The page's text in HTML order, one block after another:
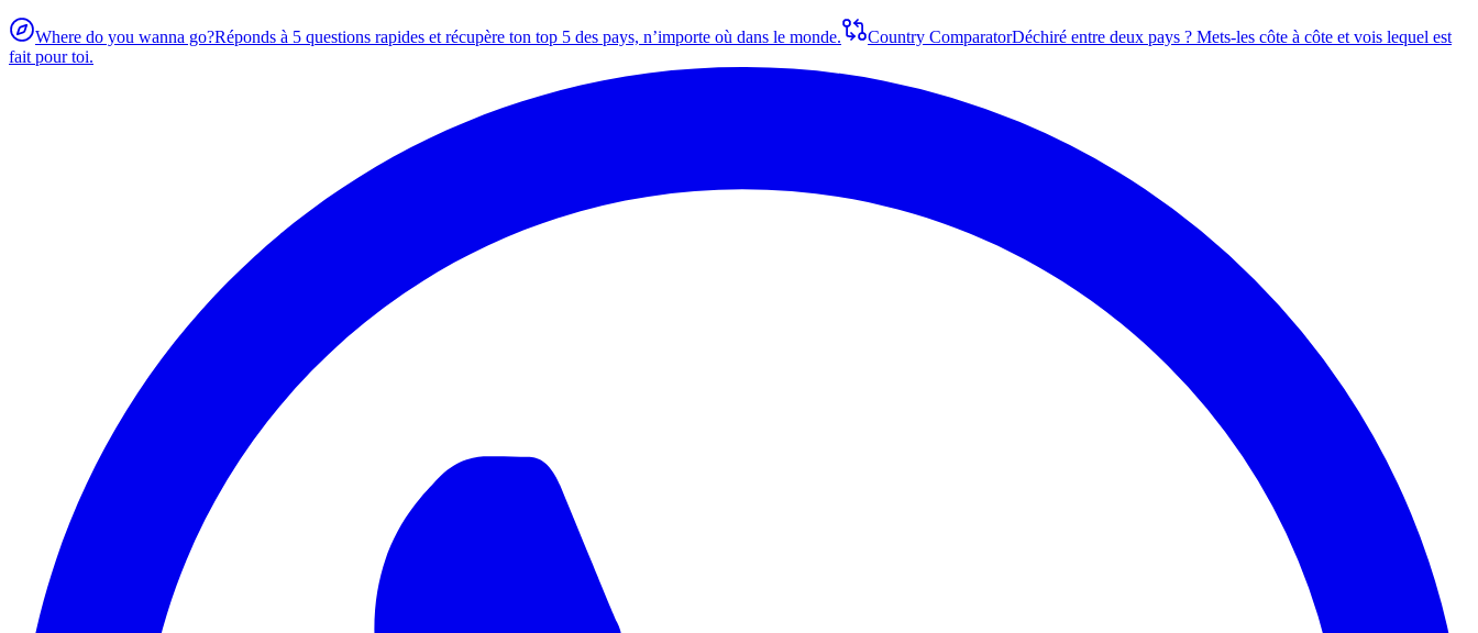
Where do you wanna go?Réponds à 5 questions rapides et récupère ton top 5 des pays, n’importe où dans le monde. Country ComparatorDéchiré entre deux pays ? Mets-les côte à côte et vois lequel est
fait pour toi.